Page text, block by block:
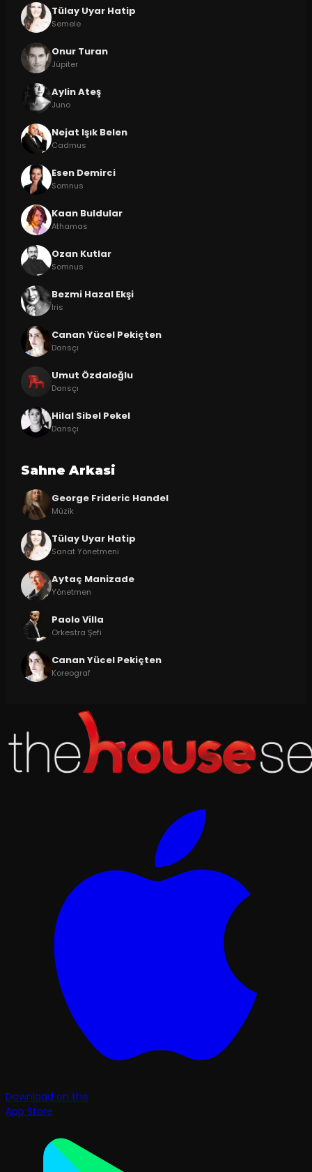
Tülay Uyar Hatip
Semele
Onur Turan
Jüpiter
Aylin Ateş
Juno
Nejat Işık Belen
Cadmus
Esen Demirci
Somnus
Kaan Buldular
Athamas
Ozan Kutlar
Somnus
Bezmi Hazal Ekşi
Iris
Canan Yücel Pekiçten
Dansçı
Umut Özdaloğlu
Dansçı
Hilal Sibel Pekel
Dansçı
Sahne Arkasi
George Frideric Handel
Müzik
Tülay Uyar Hatip
Sanat Yönetmeni
Aytaç Manizade
Yönetmen
Paolo Villa
Orkestra Şefi
Canan Yücel Pekiçten
Koreograf
Download on the
App Store